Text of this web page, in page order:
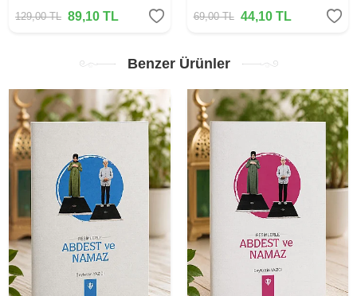
129,00TL 89,10 TL 69,00TL 44,10TL
Benzer Ürünler